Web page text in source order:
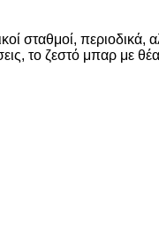
σταθμοί, περιοδικά,
το ζεστό μπαρ με